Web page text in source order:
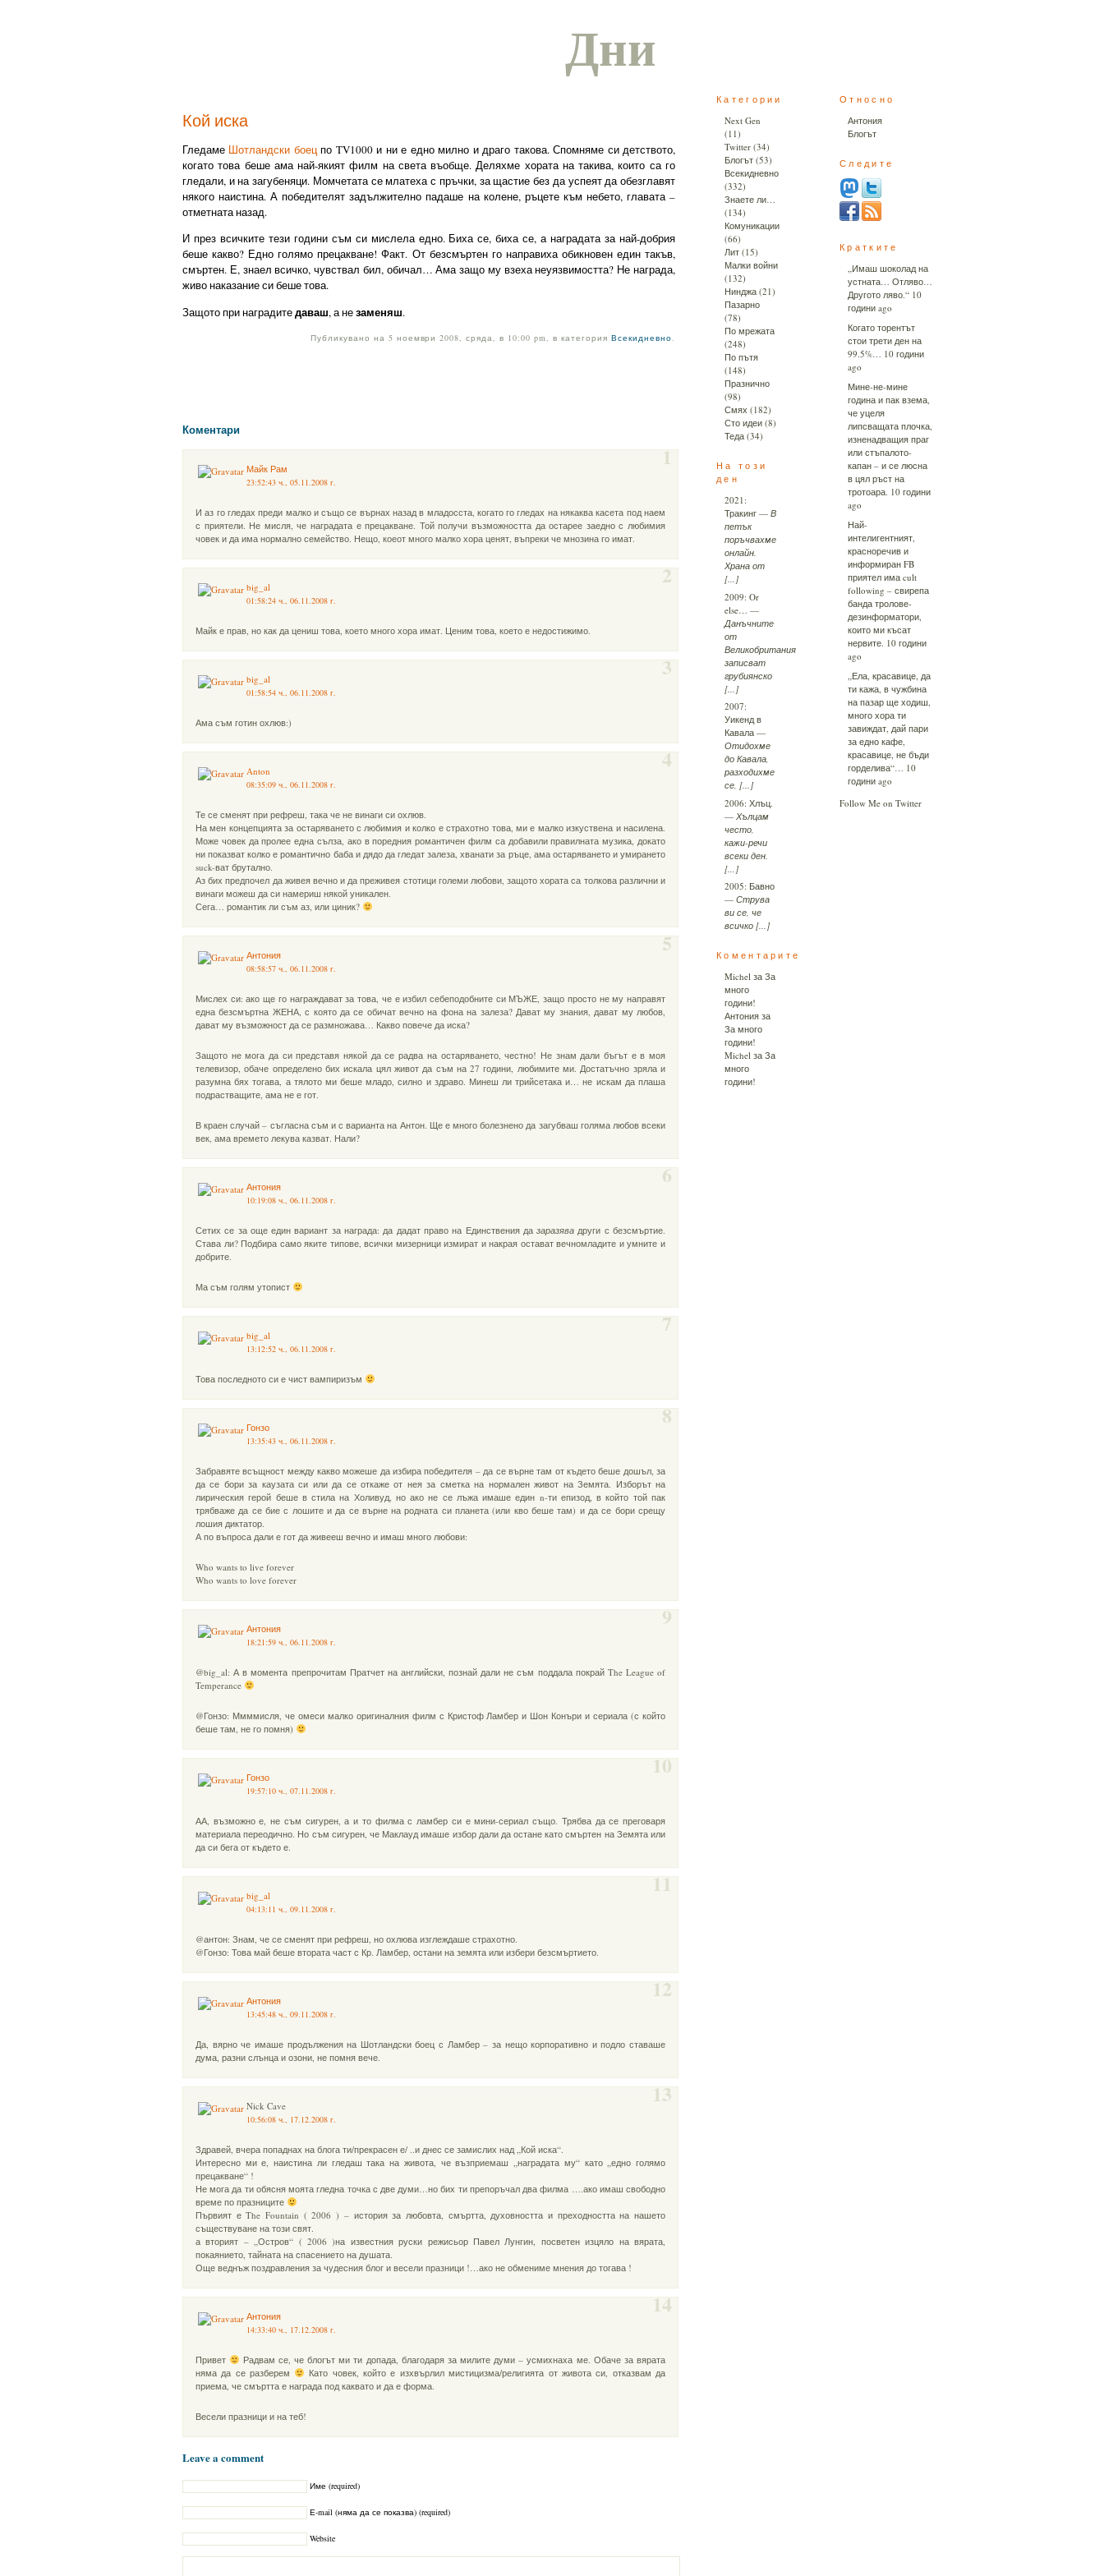
Дни
Кой иска
Гледаме Шотландски боецпо TV1000 и ни е едно милно и драго такова. Спомняме си детството,
когато това беше ама най-якият филм на света въобще. Деляхме хората на такива, които са го
гледали, и на загубеняци. Момчетата се млатеха с пръчки, за щастие без да успеят да обезглавят
някого наистина. А победителят задължително падаше на колене, ръцете към небето, главата –
отметната назад.
И през всичките тези години съм си мислела едно. Биха се, биха се, а наградата за най-добрия
беше какво? Едно голямо прецакване! Факт. От безсмъртен го направиха обикновен един такъв,
смъртен. Е, знаел всичко, чувствал бил, обичал… Ама защо му взеха неуязвимостта? Не награда,
живо наказание си беше това.
Защото при наградитедаваш, а незаменяш.
Публикувано на 5 ноември 2008, сряда, в 10:00 pm, в категорияВсекидневно.
Коментари
Майк Рам
23:52:43 ч., 05.11.2008 г.
1
И аз го гледах преди малко и също се върнах назад в младосста, когато го гледах на някаква касета под наем
с приятели. Не мисля, че наградата е прецакване. Той получи възможността да остарее заедно с любимия
човек и да има нормално семейство. Нещо, коеот много малко хора ценят, въпреки че мнозина го имат.
big_al
01:58:24 ч., 06.11.2008 г.
2
Майк е прав, но как да цениш това, което много хора имат. Ценим това, което е недостижимо.
big_al
01:58:54 ч., 06.11.2008 г.
3
Ама съм готин охлюв:)
Anton
08:35:09 ч., 06.11.2008 г.
4
Те се сменят при рефреш, така че не винаги си охлюв.
На мен концепцията за остаряването с любимия и колко е страхотно това, ми е малко изкуствена и насилена.
Може човек да пролее една сълза, ако в поредния романтичен филм са добавили правилната музика, докато
ни показват колко е романтично баба и дядо да гледат залеза, хванати за ръце, ама остаряването и умирането
suck-ват брутално.
Аз бих предпочел да живея вечно и да преживея стотици големи любови, защото хората са толкова различни и
винаги можеш да си намериш някой уникален.
Сега… романтик ли съм аз, или циник?
Антония
08:58:57 ч., 06.11.2008 г.
5
Мислех си: ако ще го награждават за това, че е избил себеподобните си МЪЖЕ, защо просто не му направят
една безсмъртна ЖЕНА, с която да се обичат вечно на фона на залеза? Дават му знания, дават му любов,
дават му възможност да се размножава… Какво повече да иска?
Защото не мога да си представя някой да се радва на остаряването, честно! Не знам дали бъгът е в моя
телевизор, обаче определено бих искала цял живот да съм на 27 години, любимите ми. Достатъчно зряла и
разумна бях тогава, а тялото ми беше младо, силно и здраво. Минеш ли трийсетака и… не искам да плаша
подрастващите, ама не е гот.
В краен случай – съгласна съм и с варианта на Антон. Ще е много болезнено да загубваш голяма любов всеки
век, ама времето лекува казват. Нали?
Антония
10:19:08 ч., 06.11.2008 г.
6
Сетих се за още един вариант за награда: да дадат право на Единствения дазаразява други с безсмъртие.
Става ли? Подбира само яките типове, всички мизерници измират и накрая остават вечномладите и умните и
добрите.
Ма съм голям утопист
big_al
13:12:52 ч., 06.11.2008 г.
7
Това последното си е чист вампиризъм
Гонзо
13:35:43 ч., 06.11.2008 г.
8
Забравяте всъщност между какво можеше да избира победителя – да се върне там от където беше дошъл, за
да се бори за каузата си или да се откаже от нея за сметка на нормален живот на Земята. Изборът на
лирическия герой беше в стила на Холивуд, но ако не се лъжа имаше един n-ти епизод, в който той пак
трябваже да се бие с лошите и да се върне на родната си планета (или кво беше там) и да се бори срещу
лошия диктатор.
А по въпроса дали е гот да живееш вечно и имаш много любови:
Who wants to live forever
Who wants to love forever
Антония
18:21:59 ч., 06.11.2008 г.
9
@big_al: А в момента препрочитам Пратчет на английски, познай дали не съм поддала покрай The League of
Temperance
@Гонзо: Ммммисля, че омеси малко оригиналния филм с Кристоф Ламбер и Шон Конъри и сериала (с който
беше там, не го помня)
Гонзо
19:57:10 ч., 07.11.2008 г.
10
АА, възможно е, не съм сигурен, а и то филма с ламбер си е мини-сериал също. Трябва да се преговаря
материала переодично. Но съм сигурен, че Маклауд имаше избор дали да остане като смъртен на Земята или
да си бега от където е.
big_al
04:13:11 ч., 09.11.2008 г.
11
@антон: Знам, че се сменят при рефреш, но охлюва изглеждаше страхотно.
@Гонзо: Това май беше втората част с Кр. Ламбер, остани на земята или избери безсмъртието.
Антония
13:45:48 ч., 09.11.2008 г.
12
Да, вярно че имаше продължения на Шотландски боец с Ламбер – за нещо корпоративно и подло ставаше
дума, разни слънца и озони, не помня вече.
Nick Cave
10:56:08 ч., 17.12.2008 г.
13
Здравей, вчера попаднах на блога ти/прекрасен е/ ..и днес се замислих над „Кой иска“.
Интересно ми е, наистина ли гледаш така на живота, че възприемаш „наградата му“ като „едно голямо
прецакване“ !
Не мога да ти обясня моята гледна точка с две думи…но бих ти препоръчал два филма ….ако имаш свободно
време по празниците
Първият е The Fountain ( 2006 ) – история за любовта, смъртта, духовността и преходността на нашето
съществуване на този свят.
а вторият – „Остров“ ( 2006 )на известния руски режисьор Павел Лунгин, посветен изцяло на вярата,
покаянието, тайната на спасението на душата.
Още веднъж поздравления за чудесния блог и весели празници !…ако не обмениме мнения до тогава !
Антония
14:33:40 ч., 17.12.2008 г.
14
Привет
Радвам се, че блогът ми ти допада, благодаря за милите думи – усмихнаха ме. Обаче за вярата
няма да се разберем
Като човек, който е изхвърлил мистицизма/религията от живота си, отказвам да
приема, че смъртта е награда под каквато и да е форма.
Весели празници и на теб!
Leave a comment
Име (required)
Е-mail (няма да се показва) (required)
Website
Категории
Next Gen
(11)
Twitter (34)
Блогът (53)
Всекидневно
(332)
Знаете ли…
(134)
Комуникации
(66)
Лит (15)
Малки войни
(132)
Нинджа (21)
Пазарно
(78)
По мрежата
(248)
По пътя
(148)
Празнично
(98)
Смях (182)
Сто идеи (8)
Теда (34)
На този
ден
2021:
Тракинг — В
петък
поръчвахме
онлайн.
Храна от
[...]
2009: Or
else…
—
Данъчните
от
Великобритания
записват
грубиянско
[...]
2007:
Уикенд в
Кавала —
Отидохме
до Кавала,
разходихме
се, [...]
2006: Хлъц.
— Хълцам
често,
кажи-речи
всеки ден.
[...]
2005: Бавно
— Струва
ви се, че
всичко [...]
Коментарите
Michel за За
много
години!
Антония за
За много
години!
Michel за За
много
години!
Относно
Антония
Блогът
Следите
Кратките
„Имаш шоколад на
устната… Отляво…
Другото ляво.“ 10
години ago
Когато торентът
стои трети ден на
99.5%… 10 години
ago
Мине-не-мине
година и пак взема,
че уцеля
липсващата плочка,
изненадващия праг
или стъпалото-
капан – и се люсна
в цял ръст на
тротоара. 10 години
ago
Най-
интелигентният,
красноречив и
информиран FB
приятел има cult
following – свирепа
банда тролове-
дезинформатори,
които ми късат
нервите. 10 години
ago
„Ела, красавице, да
ти кажа, в чужбина
на пазар ще ходиш,
много хора ти
завиждат, дай пари
за едно кафе,
красавице, не бъди
горделива“… 10
години ago
Follow Me on Twitter